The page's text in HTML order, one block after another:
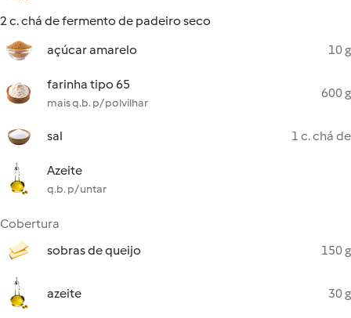
2 c. chá de fermento de padeiro seco
açúcar amarelo
10 g
farinha tipo 65
mais q.b. p/ polvilhar
600 g
sal 1 c. chá de
Azeite
q.b. p/ untar
Cobertura
sobras de queijo
150 g
azeite 30 g